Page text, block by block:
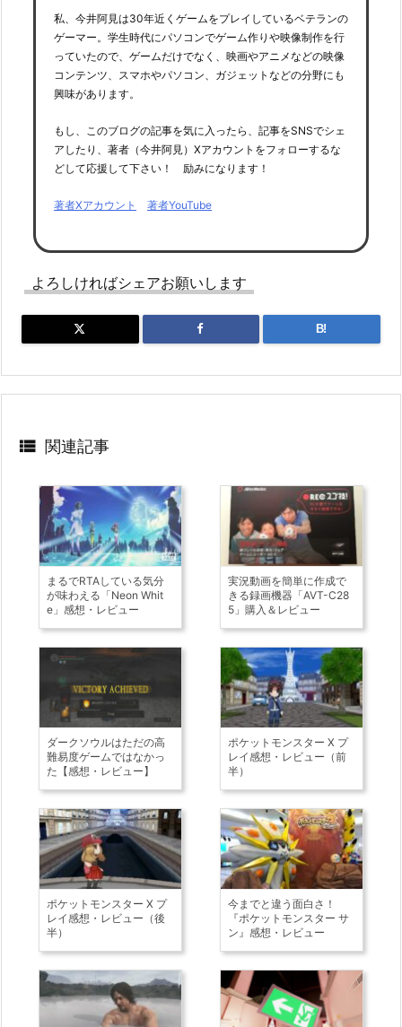
私、今井阿見は30年近くゲームをプレイしているベテランの
ゲーマー。学生時代にパソコンでゲーム作りや映像制作を行
っていたので、ゲームだけでなく、映画やアニメなどの映像
コンテンツ、スマホやパソコン、ガジェットなどの分野にも
興味があります。
もし、このブログの記事を気に入ったら、記事をSNSでシェ
アしたり、著者（今井阿見）Xアカウントをフォローするな
どして応援して下さい！ 励みになります！
著者Xアカウント 著者YouTube
よろしければシェアお願いします
B!
 関連記事
まるでRTAしている気分
が味わえる「Neon Whit
e」感想・レビュー
実況動画を簡単に作成で
きる録画機器「AVT-C28
5」購入＆レビュー
ダークソウルはただの高
難易度ゲームではなかっ
た【感想・レビュー】
ポケットモンスター X プ
レイ感想・レビュー（前
半）
ポケットモンスター X プ
レイ感想・レビュー（後
半）
今までと違う面白さ！
『ポケットモンスター サ
ン』感想・レビュー